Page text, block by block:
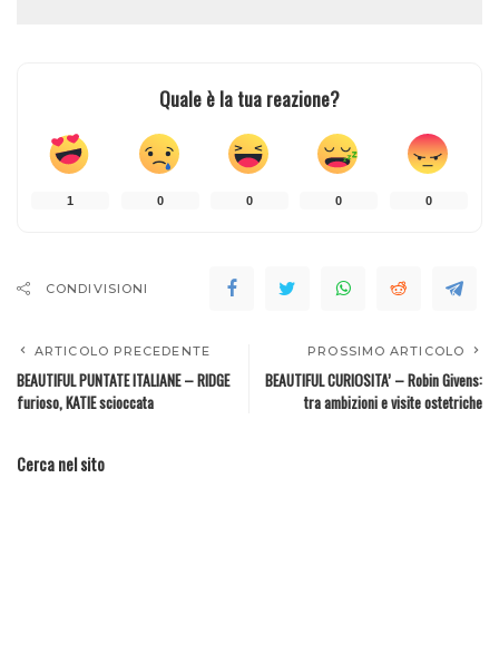
Quale è la tua reazione?
1 0 0 0 0
CONDIVISIONI
ARTICOLO PRECEDENTE
BEAUTIFUL PUNTATE ITALIANE – RIDGE
furioso, KATIE scioccata
PROSSIMO ARTICOLO
BEAUTIFUL CURIOSITA’ – Robin Givens:
tra ambizioni e visite ostetriche
Cerca nel sito